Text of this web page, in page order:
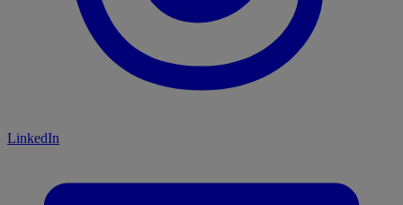
LinkedIn